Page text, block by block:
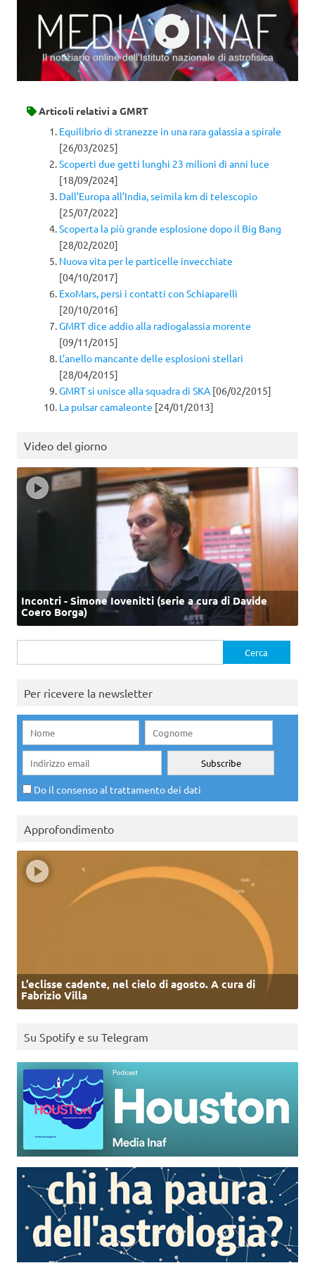
Il notiziario online dell’Istituto nazionale di astrofisica
Articoli relativi a GMRT
Equilibrio di stranezze in una rara galassia a spirale
[26/03/2025]
Scoperti due getti lunghi 23 milioni di anni luce
[18/09/2024]
Dall’Europa all’India, seimila km di telescopio
[25/07/2022]
Scoperta la più grande esplosione dopo il Big Bang
[28/02/2020]
Nuova vita per le particelle invecchiate
[04/10/2017]
ExoMars, persi i contatti con Schiaparelli
[20/10/2016]
GMRT dice addio alla radiogalassia morente
[09/11/2015]
L’anello mancante delle esplosioni stellari
[28/04/2015]
GMRT si unisce alla squadra di SKA [06/02/2015]
La pulsar camaleonte [24/01/2013]
Video del giorno
Incontri - Simone Iovenitti (serie a cura di Davide
Coero Borga)
per:
Per ricevere la newsletter
Do il consenso al trattamento dei dati
Approfondimento
L’eclisse cadente, nel cielo di agosto. A cura di
Fabrizio Villa
Su Spotify e su Telegram